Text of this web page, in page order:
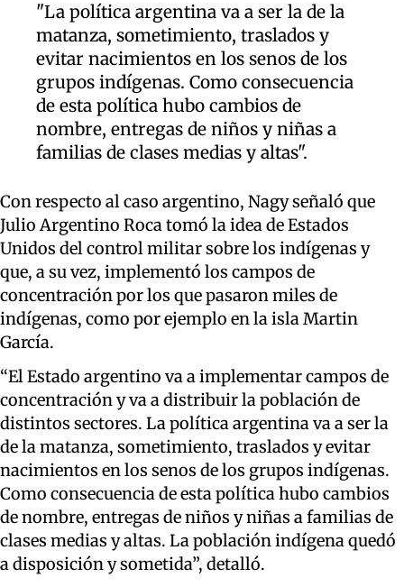
"La política argentina va a ser la de la
matanza, sometimiento, traslados y
evitar nacimientos en los senos de los
grupos indígenas. Como consecuencia
de esta política hubo cambios de
nombre, entregas de niños y niñas a
familias de clases medias y altas".
Con respecto al caso argentino, Nagy señaló que
Julio Argentino Roca tomó la idea de Estados
Unidos del control militar sobre los indígenas y
que, a su vez, implementó los campos de
concentración por los que pasaron miles de
indígenas, como por ejemplo en la isla Martin
García.
“El Estado argentino va a implementar campos de
concentración y va a distribuir la población de
distintos sectores. La política argentina va a ser la
de la matanza, sometimiento, traslados y evitar
nacimientos en los senos de los grupos indígenas.
Como consecuencia de esta política hubo cambios
de nombre, entregas de niños y niñas a familias de
clases medias y altas. La población indígena quedó
a disposición y sometida”, detalló.